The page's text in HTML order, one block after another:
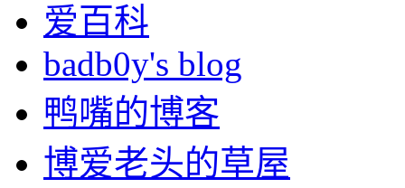
爱百科
badb0y's blog
鸭嘴的博客
博爱老头的草屋